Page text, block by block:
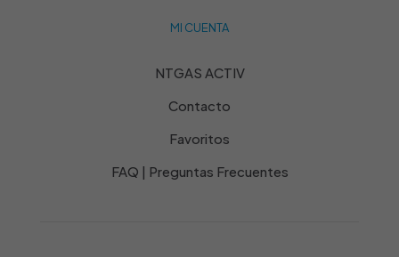
MI CUENTA
NTGAS ACTIV
Contacto
Favoritos
FAQ | Preguntas Frecuentes